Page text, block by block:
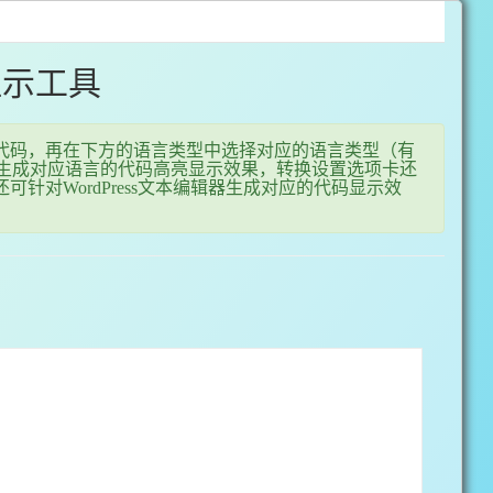
工具
，再在下方的语言类型中选择对应的语言类型（有
成对应语言的代码高亮显示效果，转换设置选项卡还
针对WordPress文本编辑器生成对应的代码显示效